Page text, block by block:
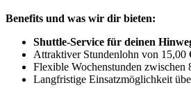
Benefits und was wir dir bieten:
Shuttle-Service für deinen
Attraktiver Stundenlohn von 15,00
Flexible Wochenstunden zwischen
Langfristige Einsatzmöglichkeit